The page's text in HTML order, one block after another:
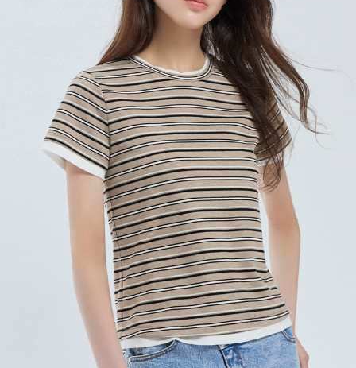
每筆NT$120，滿NT$2,000(含以上)免運費
每筆NT$400，滿NT$2,000(含以上)免運費
付款後門市自取
免運費
國家/地區配送